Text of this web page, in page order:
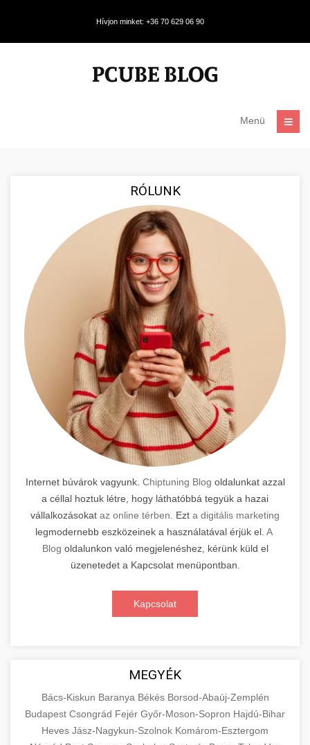
Hívjon minket: +36 70 629 06 90
Menü
RÓLUNK
Internet búvárok vagyunk. Chiptuning Blog oldalunkat azzal
a céllal hoztuk létre, hogy láthatóbbá tegyük a hazai
vállalkozásokat az online térben . Ezt a digitális marketing
legmodernebb eszközeinek a használatával érjük el. A
Blog oldalunkon való megjelenéshez, kérünk küld el
üzenetedet a Kapcsolat menüpontban.
Kapcsolat
MEGYÉK
Bács-Kiskun Baranya Békés Borsod-Abaúj-Zemplén
Budapest Csongrád Fejér Győr-Moson-Sopron Hajdú-Bihar
Heves Jász-Nagykun-Szolnok Komárom-Esztergom